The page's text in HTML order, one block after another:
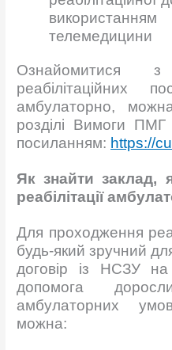
телемедицини
Ознайомитися
реабілітаційних
амбулаторно,
розділі Вимоги
посиланням: https://
Як знайти заклад,
реабілітації
Для проходження
будь-який зручний
договір із НСЗУ на
допомога
амбулаторних
можна: